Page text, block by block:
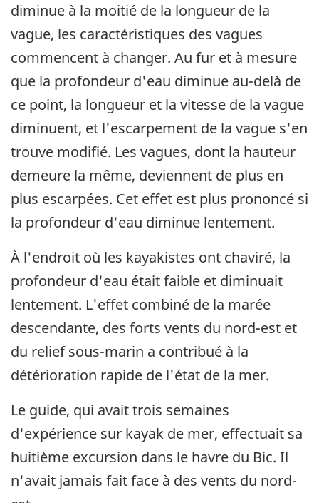
diminue à la moitié de la longueur de la
vague, les caractéristiques des vagues
commencent à changer. Au fur et à mesure
que la profondeur d'eau diminue au-delà de
ce point, la longueur et la vitesse de la vague
diminuent, et l'escarpement de la vague s'en
trouve modifié. Les vagues, dont la hauteur
demeure la même, deviennent de plus en
plus escarpées. Cet effet est plus prononcé si
la profondeur d'eau diminue lentement.
À l'endroit où les kayakistes ont chaviré, la
profondeur d'eau était faible et diminuait
lentement. L'effet combiné de la marée
descendante, des forts vents du nord-est et
du relief sous-marin a contribué à la
détérioration rapide de l'état de la mer.
Le guide, qui avait trois semaines
d'expérience sur kayak de mer, effectuait sa
huitième excursion dans le havre du Bic. Il
n'avait jamais fait face à des vents du nord-